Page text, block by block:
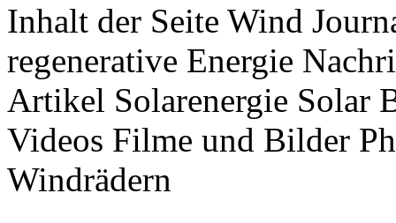
Inhalt der Seite Wind
regenerative Energie
Artikel Solarenergie Solar
Videos Filme und Bilder
Windrädern